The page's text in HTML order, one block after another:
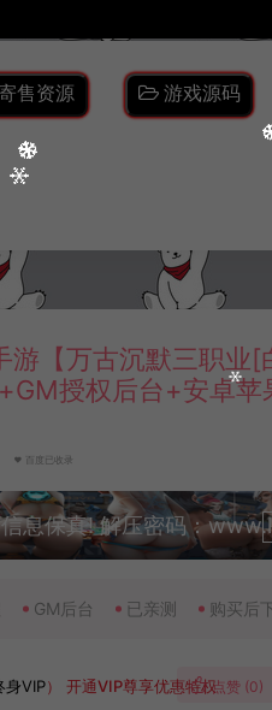
售资源 游戏源码
【万古沉默三职业[
授权后台+安卓苹
百度已收录
息保真! 解压密码：
GM后台 已亲测 购买后
身VIP）开通VIP尊享优惠特权点赞 (0)